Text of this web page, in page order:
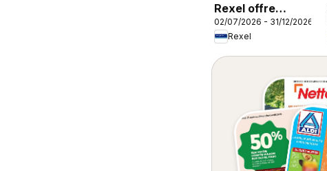
Rexel offre
tertiaire
02/07/2026 - 31/12/2026
Rexel